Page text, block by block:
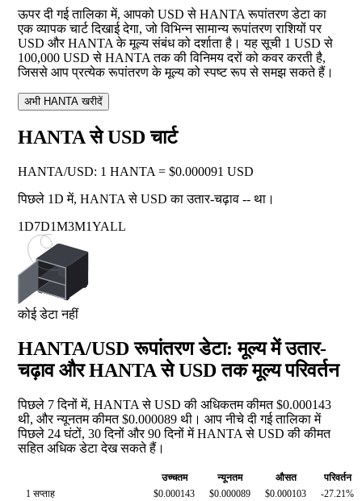
ऊपर दी गई तालिका में, आपको USD से HANTA रूपांतरण डेटा का
एक व्यापक चार्ट दिखाई देगा, जो विभिन्न सामान्य रूपांतरण राशियों पर
USD और HANTA के मूल्य संबंध को दर्शाता है। यह सूची 1 USD से
100,000 USD से HANTA तक की विनिमय दरों को कवर करती है,
जिससे आप प्रत्येक रूपांतरण के मूल्य को स्पष्ट रूप से समझ सकते हैं।
अभी HANTA खरीदें
HANTA से USD चार्ट
HANTA/USD: 1 HANTA = $0.000091 USD
पिछले 1D में, HANTA से USD का उतार-चढ़ाव -- था।
1D7D1M3M1YALL
कोई डेटा नहीं
HANTA/USD रूपांतरण डेटा: मूल्य में उतार-
चढ़ाव और HANTA से USD तक मूल्य परिवर्तन
पिछले 7 दिनों में, HANTA से USD की अधिकतम कीमत $0.000143
थी, और न्यूनतम कीमत $0.000089 थी। आप नीचे दी गई तालिका में
पिछले 24 घंटों, 30 दिनों और 90 दिनों में HANTA से USD की कीमत
सहित अधिक डेटा देख सकते हैं।
उच्चतम न्यूनतम औसत
परिवर्तन
1 सप्ताह
$0.000143 $0.000089 $0.000103
-27.21%